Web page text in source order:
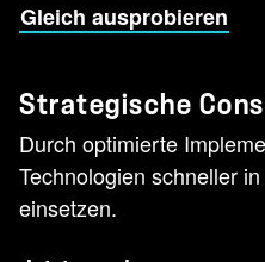
Gleich ausprobieren
Strategische
Durch optimierte
Technologien schneller
einsetzen.